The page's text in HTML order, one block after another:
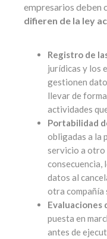
empresarios deben
difieren de la ley
Registro de
jurídicas y los
gestionen
llevar de
actividades
Portabilidad
obligadas a la
servicio a otro
consecuencia,
datos al
otra compañía
Evaluaciones
puesta en
antes de